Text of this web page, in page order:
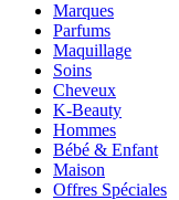
Marques
Parfums
Maquillage
Soins
Cheveux
K-Beauty
Hommes
Bébé & Enfant
Maison
Offres Spéciales